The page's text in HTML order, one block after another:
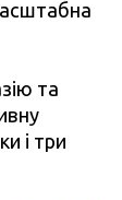
та
і три